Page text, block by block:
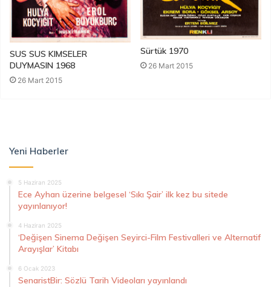
SUS SUS KIMSELER
DUYMASIN 1968
26 Mart 2015
Sürtük 1970
26 Mart 2015
Yeni Haberler
5 Haziran 2025
Ece Ayhan üzerine belgesel ‘Sıkı Şair’ ilk kez bu sitede
yayınlanıyor!
4 Haziran 2025
‘Değişen Sinema Değişen Seyirci-Film Festivalleri ve Alternatif
Arayışlar’ Kitabı
6 Ocak 2023
SenaristBir: Sözlü Tarih Videoları yayınlandı